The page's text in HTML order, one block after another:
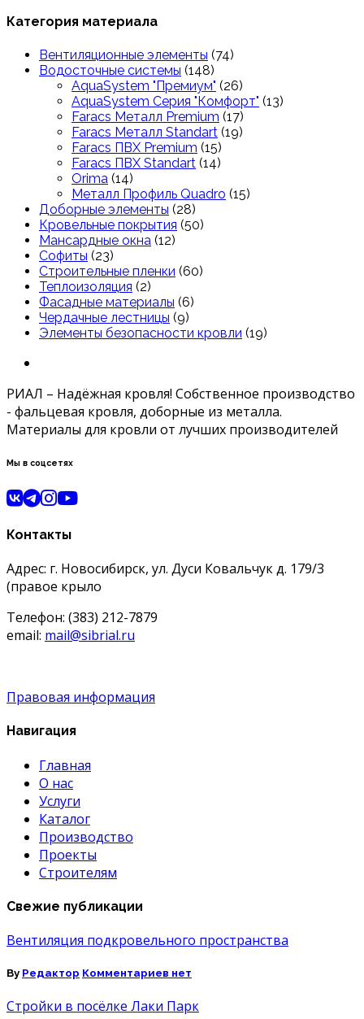
Категория материала
Вентиляционные элементы (74)
Водосточные системы (148)
AquaSystem "Премиум" (26)
AquaSystem Серия "Комфорт" (13)
Faracs Металл Premium (17)
Faracs Металл Standart (19)
Faracs ПВХ Premium (15)
Faracs ПВХ Standart (14)
Orima (14)
Металл Профиль Quadro (15)
Доборные элементы (28)
Кровельные покрытия (50)
Мансардные окна (12)
Софиты (23)
Строительные пленки (60)
Теплоизоляция (2)
Фасадные материалы (6)
Чердачные лестницы (9)
Элементы безопасности кровли (19)
РИАЛ – Надёжная кровля! Собственное производство
- фальцевая кровля, доборные из металла.
Материалы для кровли от лучших производителей
Мы в соцсетях
Контакты
Адрес: г. Новосибирск, ул. Дуси Ковальчук д. 179/3
(правое крыло
Телефон: (383) 212-7879
email: mail@sibrial.ru
Правовая информация
Навигация
Главная
О нас
Услуги
Каталог
Производство
Проекты
Строителям
Свежие публикации
Вентиляция подкровельного пространства
By Редактор Комментариев к
подкровельного
нет
Стройки в посёлке Лаки Парк